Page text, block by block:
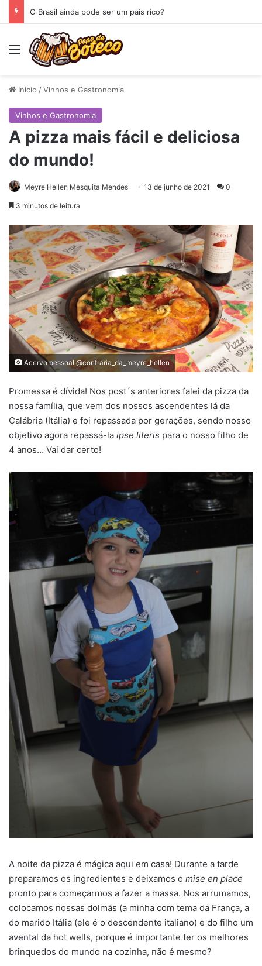
O Brasil ainda pode ser um país rico?
Menu
Início /Vinhos e Gastronomia
Vinhos e Gastronomia
A pizza mais fácil e deliciosa
do mundo!
Meyre Hellen Mesquita Mendes 13 de junho de 2021 0
3 minutos de leitura
Acervo pessoal @confraria_da_meyre_hellen
Promessa é dívida! Nos post´s anteriores falei da pizza da
nossa família, que vem dos nossos ascendentes lá da
Calábria (Itália) e foi repassada por gerações, sendo nosso
objetivo agora repassá-la ipse literis para o nosso filho de
4 anos… Vai dar certo!
A noite da pizza é mágica aqui em casa! Durante a tarde
preparamos os ingredientes e deixamos o mise en place
pronto para começarmos a fazer a massa. Nos arrumamos,
colocamos nossas dolmãs (a minha com tema da França, a
do marido Itália (ele é o descendente italiano) e do filho um
avental da hot wells, porque é importante ter os melhores
brinquedos do mundo na cozinha, não é mesmo?